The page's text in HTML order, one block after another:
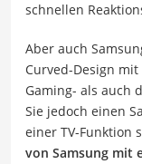
schnellen
Aber auch
Curved-Design
Gaming- als auch
Sie jedoch einen
einer TV-Funktion
von Samsung mit